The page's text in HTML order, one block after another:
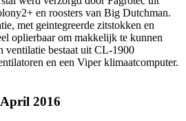
en roosters van Big Dutchman.
met geintegreerde zitstokken en
oplierbaar om makkelijk te kunnen
ventilatie bestaat uit CL-1900
en een Viper klimaatcomputer.
2016